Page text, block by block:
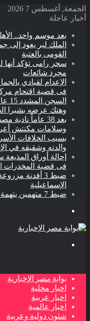
الجمعة, أغسطس 7 2026
أخبار عاجلة
بعد موسم واحد..
الملك لير يعود إلى
القومى بالعتبة
سحر رامى تؤكد أنها
مجرد شائعات
الإعدام لقيادي
فى قضية اقتحام مركز
وهتك عرضه بشبرا
بعد 38 عاماً
وسلامات مكنتش
بسبب الخلافات
والدته وشقيقه في
فى قضية المخدرات
الإسماعيلية
ضبط 7 متهمين بتهمة حجب السجائر المهربة تمهيدًا لبيعها
بوابة مصر الإخبارية
اخبار محلية
اخبار عربية
اخبار عالمية
شئون دولية وعربية